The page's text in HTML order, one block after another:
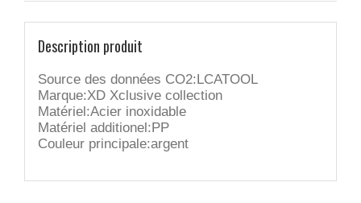
Description produit
Source des données CO2:LCATOOL
Marque:XD Xclusive collection
Matériel:Acier inoxidable
Matériel additionel:PP
Couleur principale:argent